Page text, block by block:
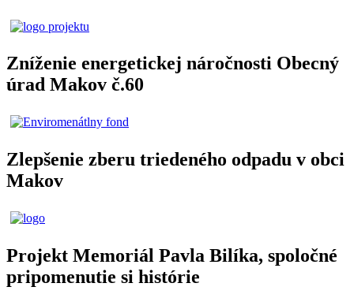
Zníženie energetickej náročnosti Obecný
úrad Makov č.60
Zlepšenie zberu triedeného odpadu v obci
Makov
Projekt Memoriál Pavla Bilíka, spoločné
pripomenutie si histórie